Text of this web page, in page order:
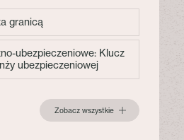
granicą
ubezpieczeniowe: Klucz
ubezpieczeniowej
Zobacz wszystkie